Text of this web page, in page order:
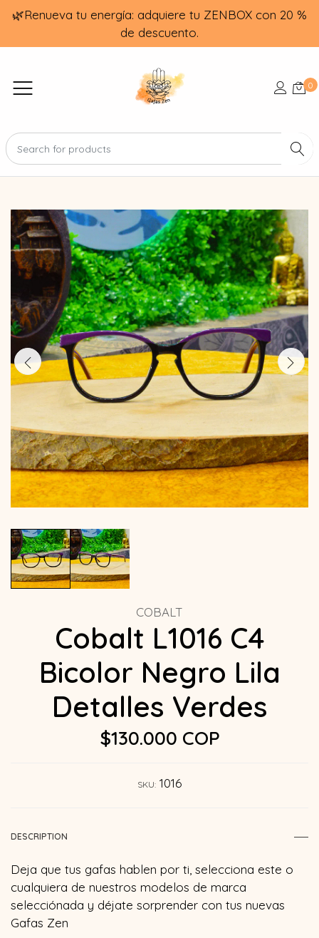
🌿Renueva tu energía: adquiere tu ZENBOX con 20 %
de descuento.
0
COBALT
Cobalt L1016 C4
Bicolor Negro Lila
Detalles Verdes
$130.000 COP
SKU: 1016
DESCRIPTION
Deja que tus gafas hablen por ti, selecciona este o
cualquiera de nuestros modelos de marca
selecciónada y déjate sorprender con tus nuevas
Gafas Zen